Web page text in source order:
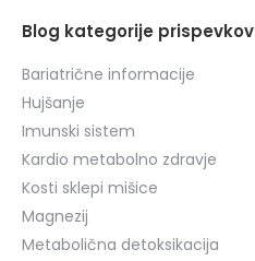
Blog kategorije prispevkov
Bariatrične informacije
Hujšanje
Imunski sistem
Kardio metabolno zdravje
Kosti sklepi mišice
Magnezij
Metabolična detoksikacija